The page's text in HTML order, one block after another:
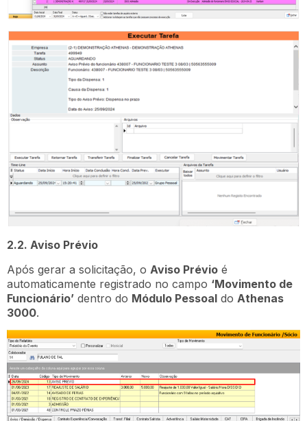
2.2. Aviso Prévio
Após gerar a solicitação, o Aviso Prévio é
automaticamente registrado no campo ‘Movimento de
Funcionário’ dentro do Módulo Pessoal do Athenas
3000.